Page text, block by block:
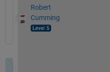
Robert
Cumming